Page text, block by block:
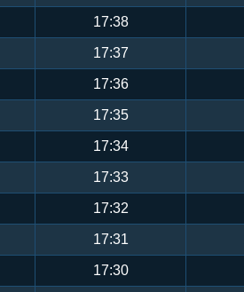
17:38
17:37
17:36
17:35
17:34
17:33
17:32
17:31
17:30